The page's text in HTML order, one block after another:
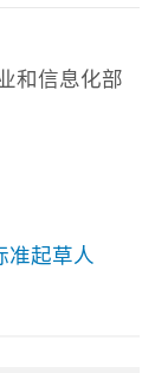
和信息化部
准起草人